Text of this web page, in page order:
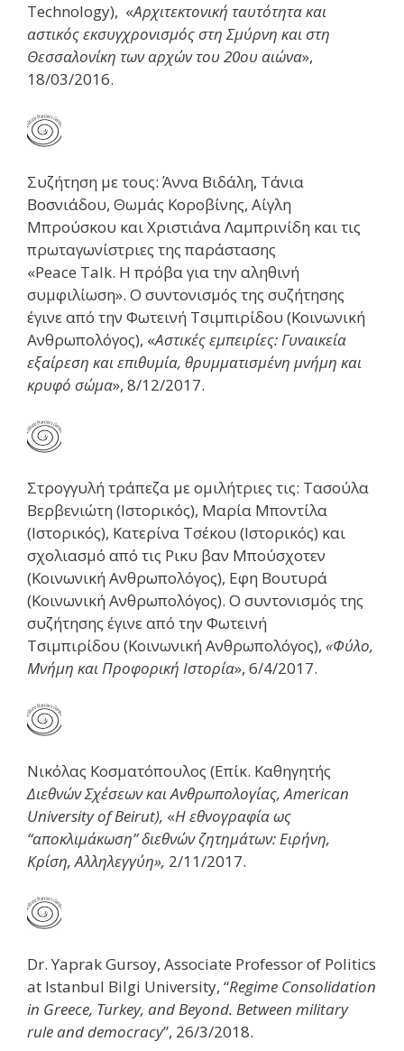
Technology), «Αρχιτεκτονική ταυτότητα και
αστικός εκσυγχρονισμός στη Σμύρνη και στη
Θεσσαλονίκη των αρχών του 20ου αιώνα»,
18/03/2016.
Συζήτηση με τους: Άννα Βιδάλη, Τάνια
Βοσνιάδου, Θωμάς Κοροβίνης, Αίγλη
Μπρούσκου και Χριστιάνα Λαμπρινίδη και τις
πρωταγωνίστριες της παράστασης
«Peace Talk. Η πρόβα για την αληθινή
συμφιλίωση». Ο συντονισμός της συζήτησης
έγινε από την Φωτεινή Τσιμπιρίδου (Κοινωνική
Ανθρωπολόγος), «Αστικές εμπειρίες: Γυναικεία
εξαίρεση και επιθυμία, θρυμματισμένη μνήμη και
κρυφό σώμα», 8/12/2017.
Στρογγυλή τράπεζα με ομιλήτριες τις: Τασούλα
Βερβενιώτη (Ιστορικός), Μαρία Μποντίλα
(Ιστορικός), Κατερίνα Τσέκου (Ιστορικός) και
σχολιασμό από τις Ρικυ βαν Μπούσχοτεν
(Κοινωνική Ανθρωπολόγος), Εφη Βουτυρά
(Κοινωνική Ανθρωπολόγος). Ο συντονισμός της
συζήτησης έγινε από την Φωτεινή
Τσιμπιρίδου (Κοινωνική Ανθρωπολόγος), «Φύλο,
Μνήμη και Προφορική Ιστορία», 6/4/2017.
Νικόλας Κοσματόπουλος (Επίκ. Καθηγητής
Διεθνών Σχέσεων και Ανθρωπολογίας, American
University of Beirut), «Η εθνογραφία ως
“αποκλιμάκωση” διεθνών ζητημάτων: Ειρήνη,
Κρίση, Αλληλεγγύη», 2/11/2017.
Dr. Yaprak Gursoy, Associate Professor of Politics
at Istanbul Bilgi University, “Regime Consolidation
in Greece, Turkey, and Beyond. Between military
rule and democracy”, 26/3/2018.